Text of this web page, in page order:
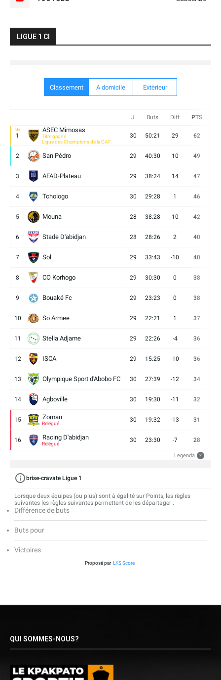
LIGUE 1 CI
Classement A domicile Extèrieur
J Buts Diff PTS
1
ASEC Mimosas
Titre gagné
Ligue des Champions de la CAF
30 50:21 29 62
2 San Pédro 29 40:30 10 49
3 AFAD-Plateau 29 38:24 14 47
4 Tchologo 30 29:28 1 46
5 Mouna 28 38:28 10 42
6 Stade D'abidjan 28 28:26 2 40
7 Sol 29 33:43 -10 40
8 CO Korhogo 29 30:30 0 38
9 Bouaké Fc 29 23:23 0 38
10 So Armee 29 22:21 1 37
11 Stella Adjame 29 22:26 -4 36
12 ISCA 29 15:25 -10 36
13 Olympique Sport d'Abobo FC 30 27:39 -12 34
14 Agboville 30 19:30 -11 32
15 Zoman
Relégué
30 19:32 -13 31
16 Racing D'abidjan
Relégué
30 23:30 -7 28
Legenda ?
brise-cravate Ligue 1
Lorsque deux équipes (ou plus) sont à égalité sur Points, les règles
suivantes les règles suivantes permettent de les départager :
Différence de buts
Buts pour
Victoires
Proposé par LKS Score
QUI SOMMES-NOUS?